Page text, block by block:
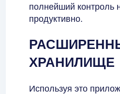
полнейший контроль
продуктивно.
ХРАНИЛИЩЕ
Используя это